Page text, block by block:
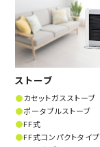
ストーブ
カセットガスストーブ
ポータブルストーブ
FF式
FF式コンパクトタイプ